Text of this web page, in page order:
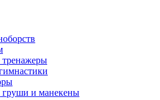
тренажеры
груши и манекены